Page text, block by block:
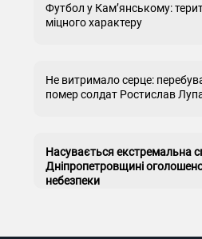
Футбол у Кам’янському:
міцного характеру
Не витримало серце:
помер солдат Ростислав
Насувається екстремальна
Дніпропетровщині
небезпеки